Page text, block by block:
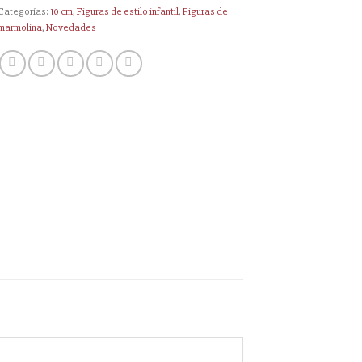
10 cm,Figuras de estilo infantil,Figuras de
,Novedades